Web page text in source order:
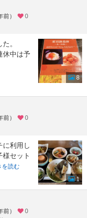
）
0
。
休中は予
8
）
0
に利用し
様セット
を読む
1
）
0